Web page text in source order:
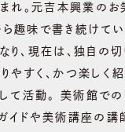
れ。元吉本興業のお
趣味で書き続けてい
り、現在は、独自の
やすく、かつ楽しく
して活動。 美術館で
イドや美術講座の講